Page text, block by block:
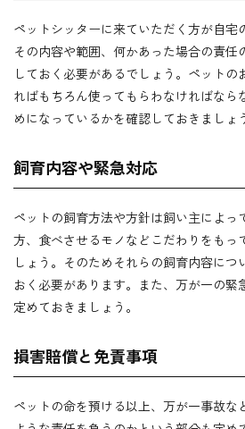
ペットシッターに来ていただく方が自宅
その内容や範囲、何かあった場合の責任
しておく必要があるでしょう。ペットの
ればもちろん使ってもらわなければなら
めになっているかを確認しておきましょ
飼育内容や緊急対応
ペットの飼育方法や方針は飼い主によっ
方、食べさせるモノなどこだわりをもっ
しょう。そのためそれらの飼育内容につ
おく必要があります。また、万が一の緊
定めておきましょう。
損害賠償と免責事項
ペットの命を預ける以上、万が一事故な